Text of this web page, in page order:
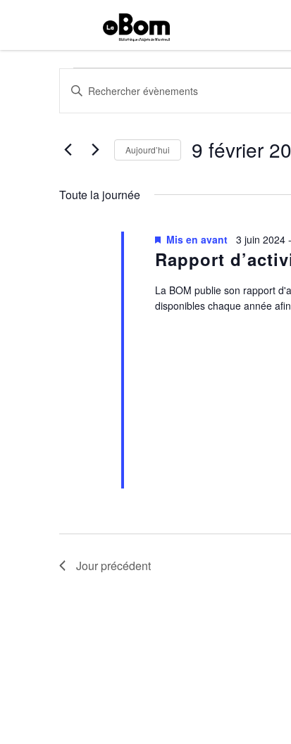
Évènements
for
9
février
2025
Recherche
et
de
Évènements
Saisir
mot-
clé.
Évènements
par
clé.
Aujourd’hui 9 février
date.
Toute la journée
Rapport
Mis en avant 3 juin 2024-
La BOM publie son rapport
disponibles chaque année
Jour précédent